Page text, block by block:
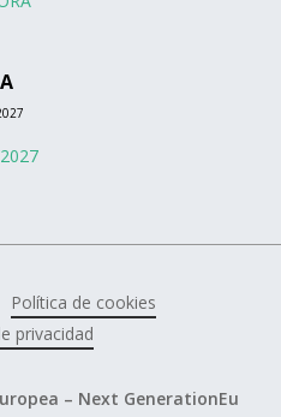
Política de cookies
privacidad
– Next GenerationEu